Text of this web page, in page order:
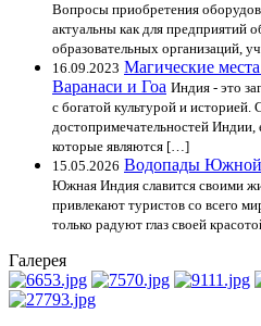
Вопросы приобретения
актуальны как для предприятий
образовательных организаций,
16.09.2023 Магические
Варанаси и Гоа Индия - это
с богатой культурой и
достопримечательностей Индии,
которые являются […]
15.05.2026 Водопады Южной
Южная Индия славится своими
привлекают туристов со всего
только радуют глаз своей
Галерея